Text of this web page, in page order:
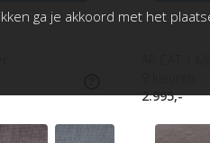
2.995,-
ga je akkoord met het